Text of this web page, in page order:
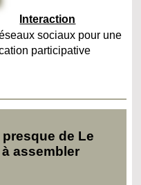
Interaction
sociaux pour une
participative
de Le
assembler